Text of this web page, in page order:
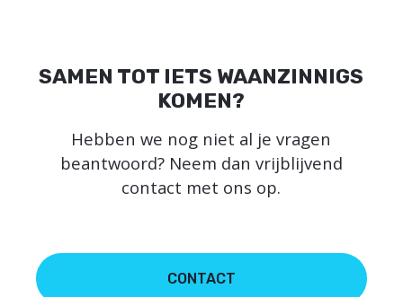
SAMEN TOT IETS WAANZINNIGS
KOMEN?
Hebben we nog niet al je vragen
beantwoord? Neem dan vrijblijvend
contact met ons op.
CONTACT